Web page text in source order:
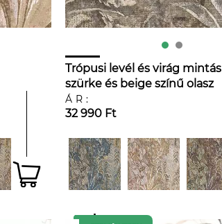
Trópusi levél és virág mintás
szürke és beige színű olasz
dekor tapéta
ÁR:
32 990 Ft